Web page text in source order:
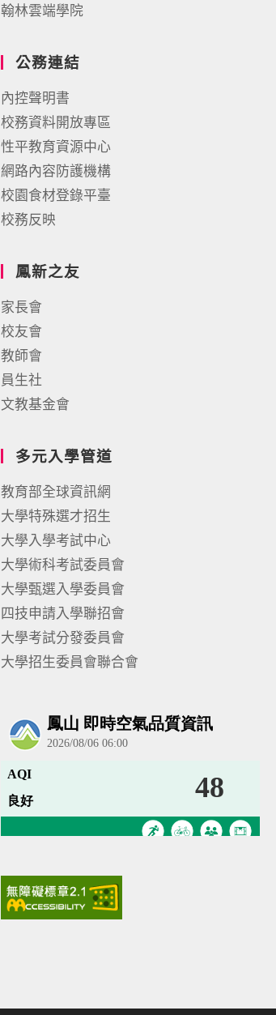
翰林雲端學院
公務連結
內控聲明書
校務資料開放專區
性平教育資源中心
網路內容防護機構
校園食材登錄平臺
校務反映
鳳新之友
家長會
校友會
教師會
員生社
文教基金會
多元入學管道
教育部全球資訊網
大學特殊選才招生
大學入學考試中心
大學術科考試委員會
大學甄選入學委員會
四技申請入學聯招會
大學考試分發委員會
大學招生委員會聯合會